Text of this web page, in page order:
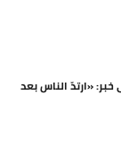
«ارتدّ الناس بعد